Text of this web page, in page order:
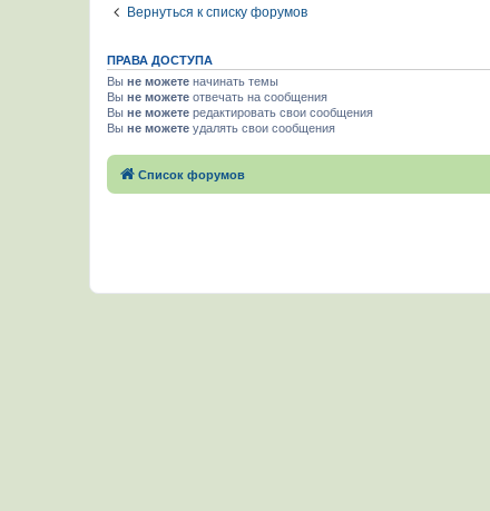
Вернуться к списку форумов
ПРАВА ДОСТУПА
Вы не можете начинать темы
Вы не можете отвечать на сообщения
Вы не можете редактировать свои сообщения
Вы не можете удалять свои сообщения
Список форумов